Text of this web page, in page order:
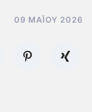
09 ΜΑΪ́ΟΥ 2026